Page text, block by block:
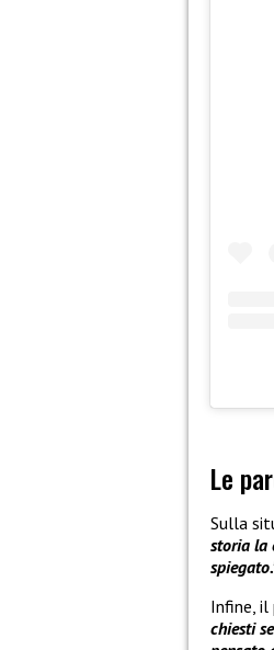
Le
Sulla
storia la
Infine, il
chiesti